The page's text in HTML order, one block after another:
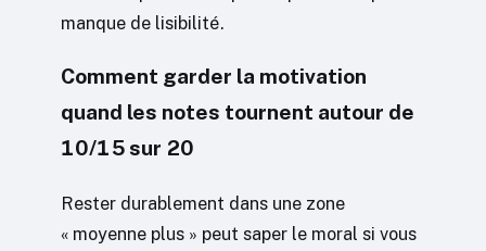
manque de lisibilité.
Comment garder la motivation
quand les notes tournent autour de
10/15 sur 20
Rester durablement dans une zone
« moyenne plus » peut saper le moral si vous